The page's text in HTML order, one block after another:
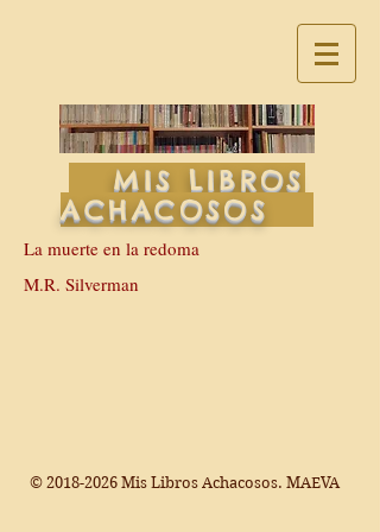
MIS LIBROS
ACHACOSOS
La muerte en la redoma
M.R. Silverman
© 2018-2026 Mis Libros Achacosos. MAEVA